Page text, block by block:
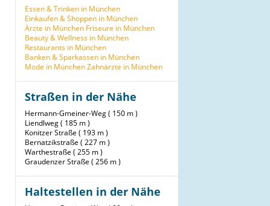
Essen & Trinken in München
Einkaufen & Shoppen in München
Ärzte in München Friseure in München
Beauty & Wellness in München
Restaurants in München
Banken & Sparkassen in München
Mode in MünchenZahnärzte in München
Straßen in der Nähe
Hermann-Gmeiner-Weg ( 150 m )
Liendlweg ( 185 m )
Konitzer Straße ( 193 m )
Bernatzikstraße ( 227 m )
Warthestraße ( 255 m )
Graudenzer Straße ( 256 m )
Haltestellen in der Nähe